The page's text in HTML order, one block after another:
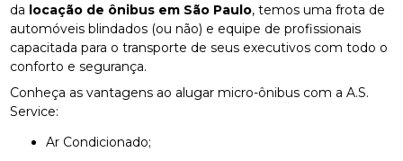
da locação de ônibus em São Paulo, temos uma frota de
automóveis blindados (ou não) e equipe de profissionais
capacitada para o transporte de seus executivos com todo o
conforto e segurança.
Conheça as vantagens ao alugar micro-ônibus com a A.S.
Service:
Ar Condicionado;